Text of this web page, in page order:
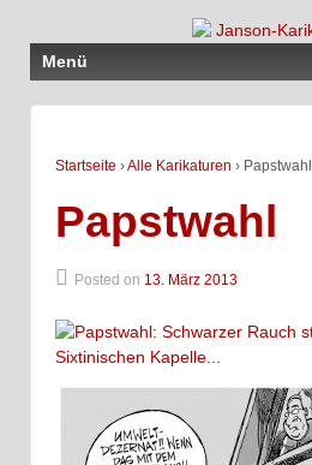
Menü
Startseite ›Alle Karikaturen › Papstwahl
Papstwahl
Posted on 13. März 2013